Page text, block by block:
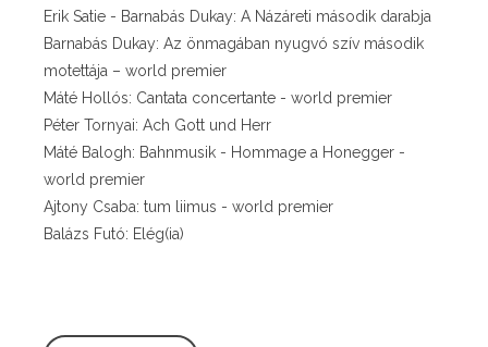
Erik Satie - Barnabás Dukay: A Názáreti második darabja
Barnabás Dukay: Az önmagában nyugvó szív második
motettája – world premier
Máté Hollós: Cantata concertante - world premier
Péter Tornyai: Ach Gott und Herr
Máté Balogh: Bahnmusik - Hommage a Honegger -
world premier
Ajtony Csaba: tum liimus - world premier
Balázs Futó: Elég(ia)